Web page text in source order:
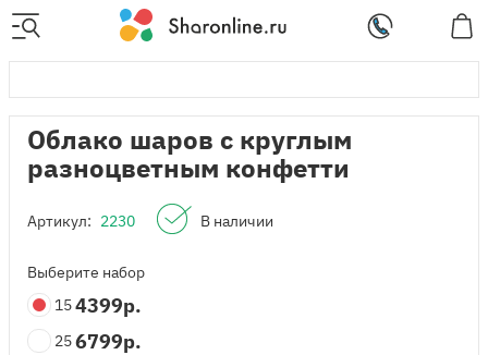
Облако шаров с круглым
разноцветным конфетти
Артикул: 2230 В наличии
Выберите набор
154399р.
256799р.